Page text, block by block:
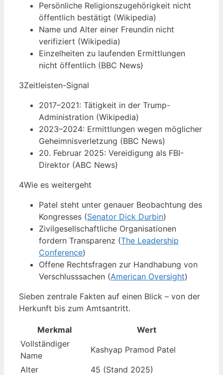
Persönliche Religionszugehörigkeit nicht
öffentlich bestätigt (Wikipedia)
Name und Alter einer Freundin nicht
verifiziert (Wikipedia)
Einzelheiten zu laufenden Ermittlungen
nicht öffentlich (BBC News)
3Zeitleisten-Signal
2017–2021: Tätigkeit in der Trump-
Administration (Wikipedia)
2023–2024: Ermittlungen wegen möglicher
Geheimnisverletzung (BBC News)
20. Februar 2025: Vereidigung als FBI-
Direktor (ABC News)
4Wie es weitergeht
Patel steht unter genauer Beobachtung des
Kongresses (Senator Dick Durbin)
Zivilgesellschaftliche Organisationen
fordern Transparenz (The Leadership
Conference)
Offene Rechtsfragen zur Handhabung von
Verschlusssachen (American Oversight)
Sieben zentrale Fakten auf einen Blick – von der
Herkunft bis zum Amtsantritt.
Merkmal
Wert
Vollständiger
Name
Kashyap Pramod Patel
Alter
45 (Stand 2025)